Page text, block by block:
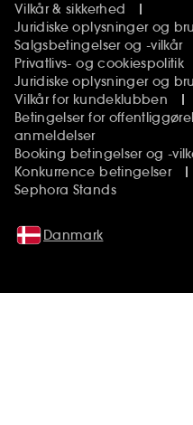
Vilkår & sikkerhed
Juridiske oplysninger og
Salgsbetingelser og -vilkår
Privatlivs- og cookiespolitik
Juridiske oplysninger og
Vilkår for kundeklubben
Betingelser for
anmeldelser
Booking betingelser og -
Konkurrence betingelser
Sephora Stands
Danmark